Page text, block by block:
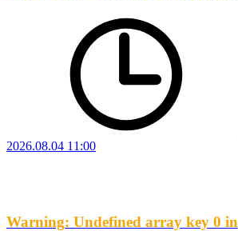
2026.08.04 11:00
Warning: Undefined array key 0 in